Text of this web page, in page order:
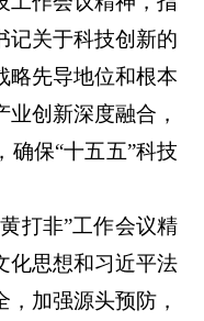
记关于科技创新的
略先导地位和根本
创新深度融合，
确保“十五五”科技
打非”工作会议精
化思想和习近平法
加强源头预防，